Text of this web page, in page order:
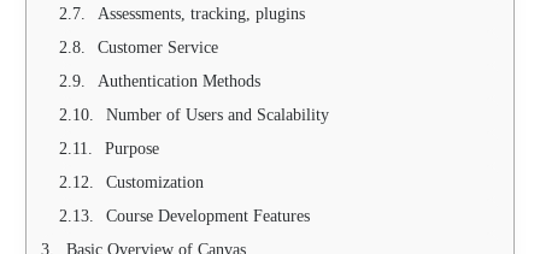
Assessments, tracking, plugins
Customer Service
Authentication Methods
Number of Users and Scalability
Purpose
Customization
Course Development Features
Basic Overview of Canvas